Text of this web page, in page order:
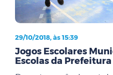
29/10/2018, às 15:39
Jogos Escolares
Escolas da